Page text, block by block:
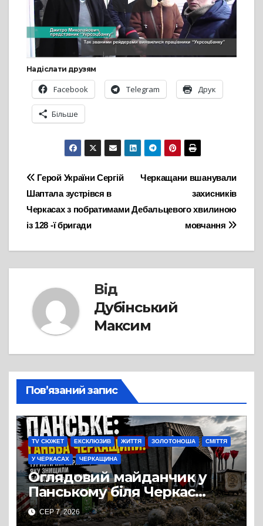
Надіслати друзям
Facebook Telegram Друк
Більше
Навігація
записів
Черкащани вшанували
захисників
Дебальцевого хвилиною
мовчання
Герой України Сергій
Шаптала зустрівся в
Черкасах з побратимами
із 128 -ї бригади
Від
Дубінський
Максим
Пов’язаний запис
TV СЮЖЕТ ЕКСКЛЮЗИВ ЖИТТЯ ЗОЛОТОНОША СМІТТЯ
У ЧЕРКАСАХ ЧЕРКАЩИНА
Оглядовий майданчик у
Панському біля Черкас
перетворився на занедбане
сміттєзвалище
СЕР 7, 2026